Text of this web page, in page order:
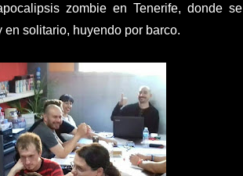
zombie en Tenerife, donde
solitario, huyendo por barco.